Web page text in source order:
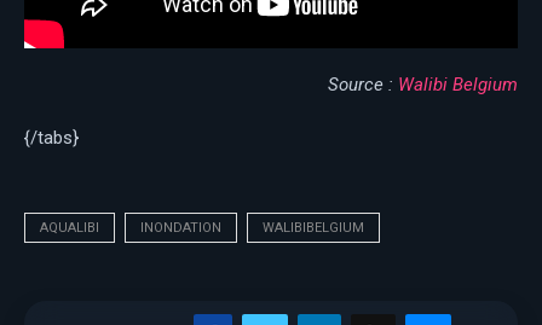
Source : Walibi Belgium
{/tabs}
AQUALIBI INONDATION WALIBIBELGIUM